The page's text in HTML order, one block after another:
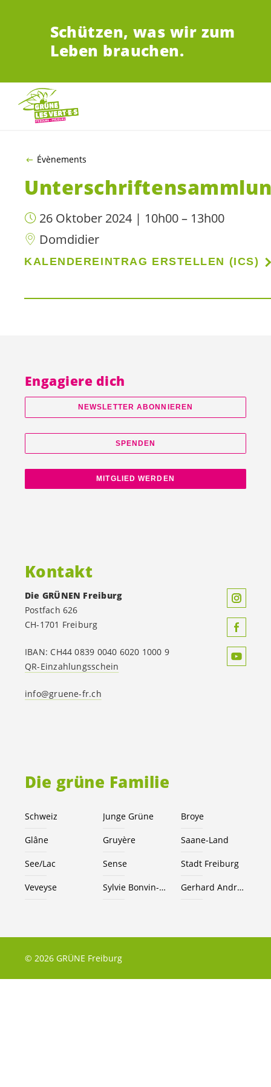
Schützen, was wir zum
Leben brauchen.
Évènements
26 Oktober 2024 | 10h00 – 13h00
Domdidier
KALENDEREINTRAG ERSTELLEN (ICS)
Die grüne Familie
Schweiz Junge Grüne Broye
Glâne Gruyère Saane-Land
See/Lac Sense Stadt Freiburg
Veveyse Sylvie Bonvin-Sansonnens Gerhard Andrey
Engagiere dich
NEWSLETTER ABONNIEREN
SPENDEN
MITGLIED WERDEN
Kontakt
Die GRÜNEN Freiburg
Postfach 626
CH-1701 Freiburg
IBAN: CH44 0839 0040 6020 1000 9
QR-Einzahlungsschein
info@gruene-fr.ch
© 2026 GRÜNE Freiburg